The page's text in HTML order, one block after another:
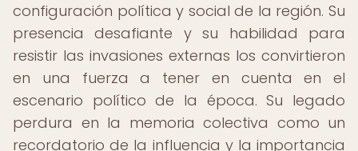
configuración política y social de la región. Su
presencia desafiante y su habilidad para
resistir las invasiones externas los convirtieron
en una fuerza a tener en cuenta en el
escenario político de la época. Su legado
perdura en la memoria colectiva como un
recordatorio de la influencia y la importancia